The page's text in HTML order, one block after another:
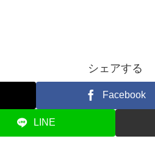
シェアする
Facebook
LINE